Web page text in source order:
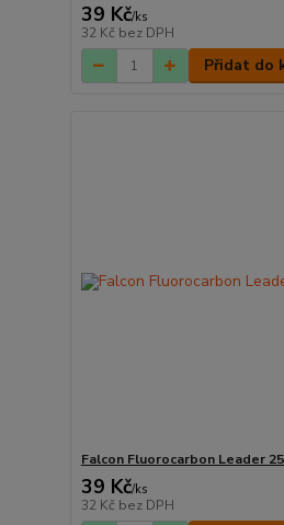
39 Kč/ks
32 Kč bez DPH
Přidat do
Falcon Fluorocarbon Leader
39 Kč/ks
32 Kč bez DPH